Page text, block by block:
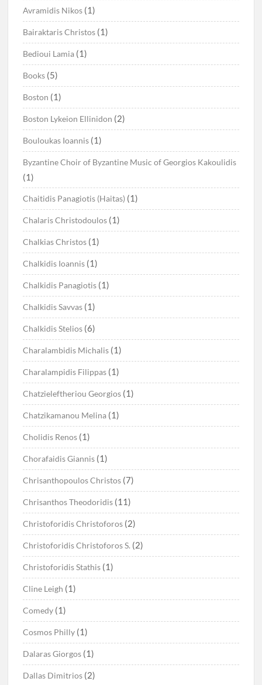
Avramidis Nikos (1)
Bairaktaris Christos (1)
Bedioui Lamia (1)
Books (5)
Boston (1)
Boston Lykeion Ellinidon (2)
Bouloukas Ioannis (1)
Byzantine Choir of Byzantine Music of Georgios Kakoulidis
(1)
Chaitidis Panagiotis (Haitas) (1)
Chalaris Christodoulos (1)
Chalkias Christos (1)
Chalkidis Ioannis (1)
Chalkidis Panagiotis (1)
Chalkidis Savvas (1)
Chalkidis Stelios (6)
Charalambidis Michalis (1)
Charalampidis Filippas (1)
Chatzieleftheriou Georgios (1)
Chatzikamanou Melina (1)
Cholidis Renos (1)
Chorafaidis Giannis (1)
Chrisanthopoulos Christos (7)
Chrisanthos Theodoridis (11)
Christoforidis Christoforos (2)
Christoforidis Christoforos S. (2)
Christoforidis Stathis (1)
Cline Leigh (1)
Comedy (1)
Cosmos Philly (1)
Dalaras Giorgos (1)
Dallas Dimitrios (2)